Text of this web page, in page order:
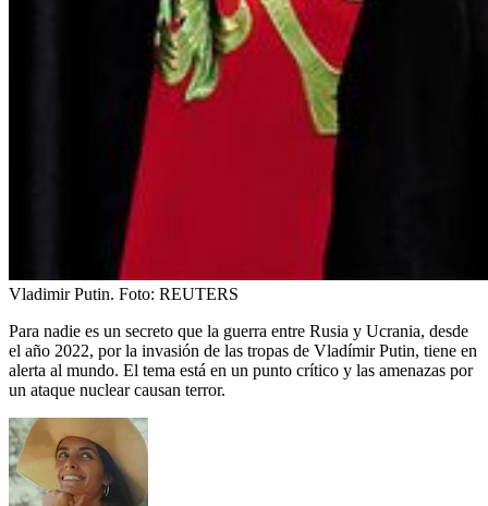
Vladimir Putin. Foto: REUTERS
Para nadie es un secreto que la guerra entre Rusia y Ucrania, desde
el año 2022, por la invasión de las tropas de Vladímir Putin, tiene en
alerta al mundo. El tema está en un punto crítico y las amenazas por
un ataque nuclear causan terror.